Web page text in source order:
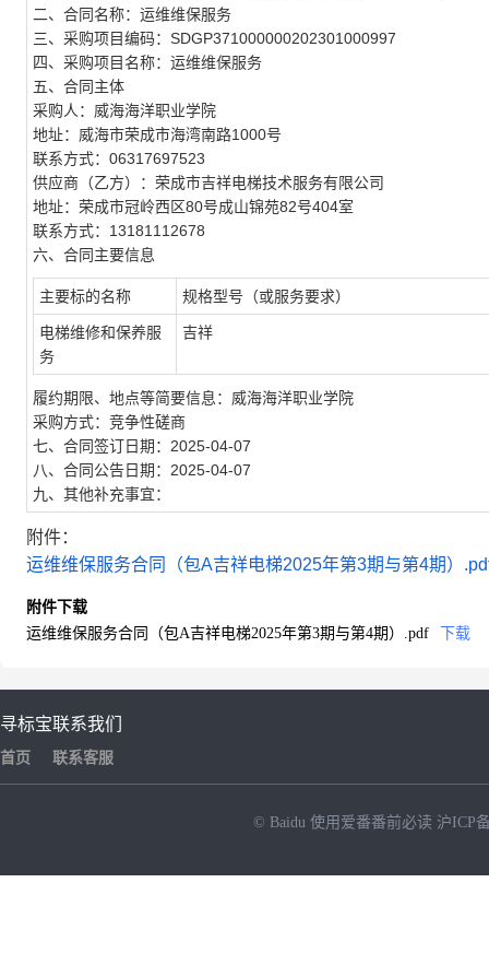
二、合同名称：运维维保服务
三、采购项目编码：SDGP371000000202301000997
四、采购项目名称：运维维保服务
五、合同主体
采购人：威海海洋职业学院
地址：威海市荣成市海湾南路1000号
联系方式：06317697523
供应商（乙方）：荣成市吉祥电梯技术服务有限公司
地址：荣成市冠岭西区80号成山锦苑82号404室
联系方式：13181112678
六、合同主要信息
主要标的名称 规格型号（或服务要求）
电梯维修和保养服
务
吉祥
履约期限、地点等简要信息：威海海洋职业学院
采购方式：竞争性磋商
七、合同签订日期：2025-04-07
八、合同公告日期：2025-04-07
九、其他补充事宜：
附件：
运维维保服务合同（包A吉祥电梯2025年第3期与第4期）
附件下载
运维维保服务合同（包A吉祥电梯2025年第3期与第4期）.pdf
下载
寻标宝
首页
联系我们
联系客服
© Baidu 使用爱番番前必读 沪ICP